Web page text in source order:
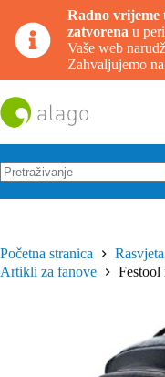
Radno vrijeme
zatvorena u
Vaše web
Zahvaljujemo
na
sadržaj
Početna stranica
Artikli za fanove
Festool